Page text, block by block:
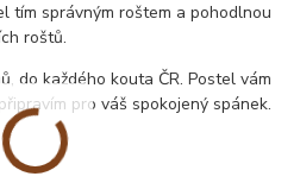
tím správným roštem a pohodlnou
roštů.
do každého kouta ČR. Postel vám
pro váš spokojený spánek.